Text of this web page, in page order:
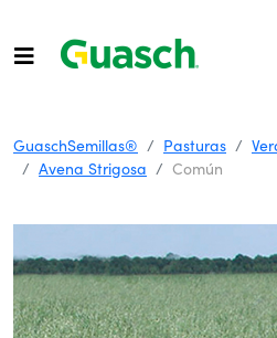
GuaschSemillas® Pasturas
Avena Strigosa
Común